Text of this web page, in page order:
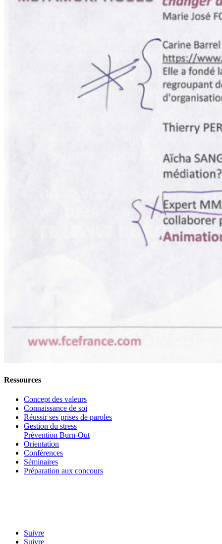
Ressources
Concept des valeurs
Connaissance de soi
Réussir ses prises de paroles
Gestion du stress
Prévention Burn-Out
Orientation
Conférences
Séminaires
Préparation aux concours
Suivre
Suivre